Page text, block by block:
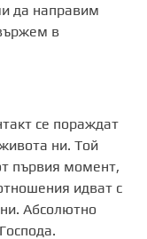
да направим
в
се пораждат
ни. Той
първия момент,
идват с
Абсолютно